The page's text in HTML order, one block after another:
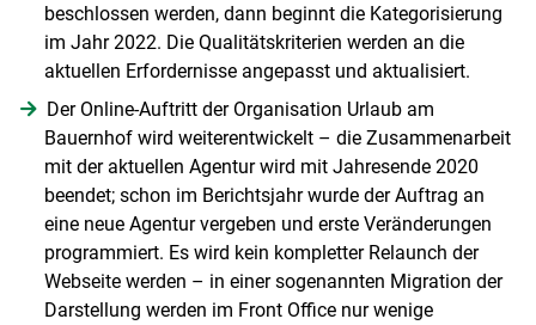
beschlossen werden, dann beginnt die Kategorisierung
im Jahr 2022. Die Qualitätskriterien werden an die
aktuellen Erfordernisse angepasst und aktualisiert.
Der Online-Auftritt der Organisation Urlaub am
Bauernhof wird weiterentwickelt – die Zusammenarbeit
mit der aktuellen Agentur wird mit Jahresende 2020
beendet; schon im Berichtsjahr wurde der Auftrag an
eine neue Agentur vergeben und erste Veränderungen
programmiert. Es wird kein kompletter Relaunch der
Webseite werden – in einer sogenannten Migration der
Darstellung werden im Front Office nur wenige